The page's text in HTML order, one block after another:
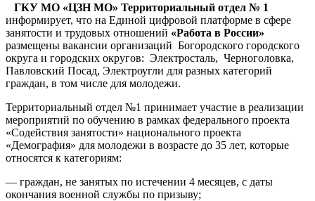
ГКУ МО «ЦЗН МО» Территориальный отдел № 1
информирует, что на Единой цифровой платформе в сфере
занятости и трудовых отношений «Работа в России»
размещены вакансии организаций Богородского городского
округа и городских округов: Электросталь, Черноголовка,
Павловский Посад, Электроугли для разных категорий
граждан, в том числе для молодежи.
Территориальный отдел №1 принимает участие в реализации
мероприятий по обучению в рамках федерального проекта
«Содействия занятости» национального проекта
«Демография» для молодежи в возрасте до 35 лет, которые
относятся к категориям:
— граждан, не занятых по истечении 4 месяцев, с даты
окончания военной службы по призыву;